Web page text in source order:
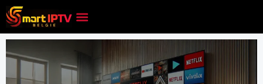
Skip
to
content